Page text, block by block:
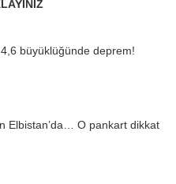
4,6 büyüklüğünde deprem!
Elbistan’da… O pankart dikkat